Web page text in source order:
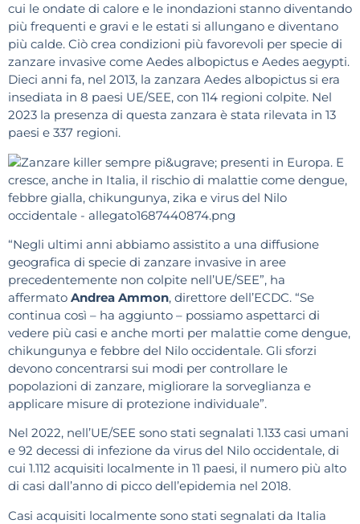
cui le ondate di calore e le inondazioni stanno diventando
più frequenti e gravi e le estati si allungano e diventano
più calde. Ciò crea condizioni più favorevoli per specie di
zanzare invasive come Aedes albopictus e Aedes aegypti.
Dieci anni fa, nel 2013, la zanzara Aedes albopictus si era
insediata in 8 paesi UE/SEE, con 114 regioni colpite. Nel
2023 la presenza di questa zanzara è stata rilevata in 13
paesi e 337 regioni.
“Negli ultimi anni abbiamo assistito a una diffusione
geografica di specie di zanzare invasive in aree
precedentemente non colpite nell’UE/SEE”, ha
affermato Andrea Ammon, direttore dell’ECDC. “Se
continua così – ha aggiunto – possiamo aspettarci di
vedere più casi e anche morti per malattie come dengue,
chikungunya e febbre del Nilo occidentale. Gli sforzi
devono concentrarsi sui modi per controllare le
popolazioni di zanzare, migliorare la sorveglianza e
applicare misure di protezione individuale”.
Nel 2022, nell’UE/SEE sono stati segnalati 1.133 casi umani
e 92 decessi di infezione da virus del Nilo occidentale, di
cui 1.112 acquisiti localmente in 11 paesi, il numero più alto
di casi dall’anno di picco dell’epidemia nel 2018.
Casi acquisiti localmente sono stati segnalati da Italia